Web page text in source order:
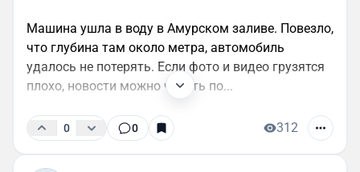
Машина ушла в воду в Амурском заливе. Повезло,
что глубина там около метра, автомобиль
удалось не потерять. Если фото и видео грузятся
плохо, новости можно читать по...
0 0 312